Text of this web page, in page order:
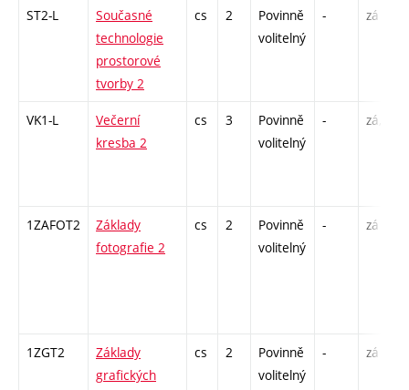
ST2-L
Současné
technologie
prostorové
tvorby 2
cs 2
Povinně
volitelný
- zá
VK1-L
Večerní
kresba 2
cs 3
Povinně
volitelný
- zá,zk
1ZAFOT2
Základy
fotografie 2
cs 2
Povinně
volitelný
- zá
1ZGT2
Základy
grafických
cs 2
Povinně
volitelný
- zá